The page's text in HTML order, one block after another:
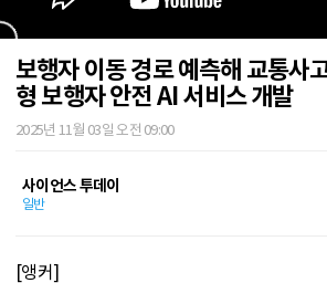
보행자 이동 경로 예측해 교통사
형 보행자 안전 AI 서비스 개발
2025년 11월 03일 오전 09:00
사이언스 투데이
일반
[앵커]